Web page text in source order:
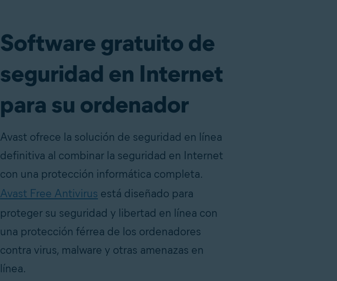
Software gratuito de
seguridad en Internet
para su ordenador
Avast ofrece la solución de seguridad en línea
definitiva al combinar la seguridad en Internet
con una protección informática completa.
Avast Free Antivirus está diseñado para
proteger su seguridad y libertad en línea con
una protección férrea de los ordenadores
contra virus, malware y otras amenazas en
línea.